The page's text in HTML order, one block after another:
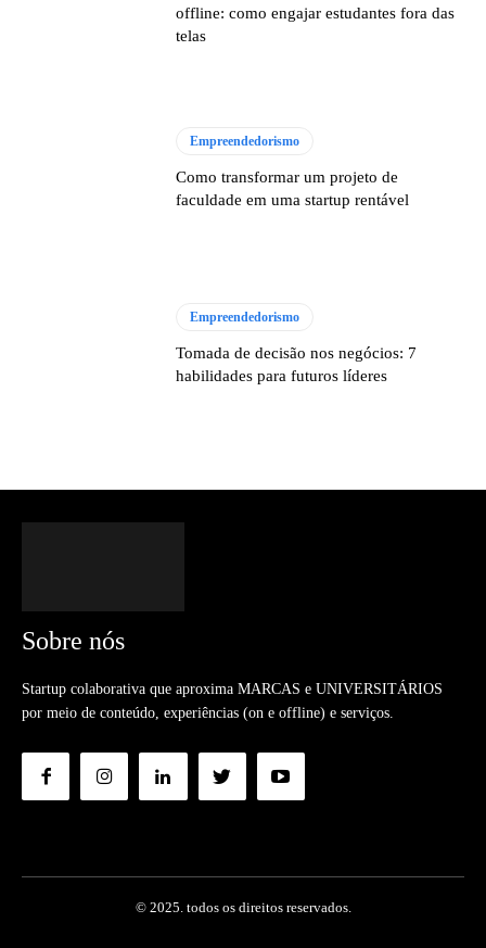
offline: como engajar estudantes fora das
telas
Empreendedorismo
Como transformar um projeto de
faculdade em uma startup rentável
Empreendedorismo
Tomada de decisão nos negócios: 7
habilidades para futuros líderes
Sobre nós
Startup colaborativa que aproxima MARCAS e UNIVERSITÁRIOS
por meio de conteúdo, experiências (on e offline) e serviços.
© 2025. todos os direitos reservados.